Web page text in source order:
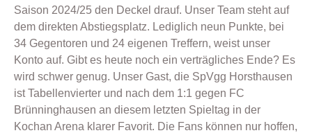
Saison 2024/25 den Deckel drauf. Unser Team steht auf
dem direkten Abstiegsplatz. Lediglich neun Punkte, bei
34 Gegentoren und 24 eigenen Treffern, weist unser
Konto auf. Gibt es heute noch ein verträgliches Ende? Es
wird schwer genug. Unser Gast, die SpVgg Horsthausen
ist Tabellenvierter und nach dem 1:1 gegen FC
Brünninghausen an diesem letzten Spieltag in der
Kochan Arena klarer Favorit. Die Fans können nur hoffen,